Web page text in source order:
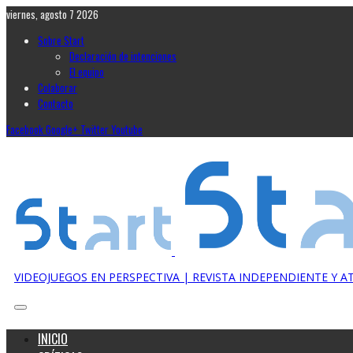
viernes, agosto 7 2026
Sobre Start
Declaración de intenciones
El equipo
Colaborar
Contacto
FacebookGoogle+ TwitterYoutube
VIDEOJUEGOS EN PERSPECTIVA | REVISTA INDEPENDIENTE Y
INICIO